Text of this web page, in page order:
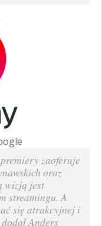
zaoferuje
oraz
wizją jest
streamingu. A
się atrakcyjnej i
Anders